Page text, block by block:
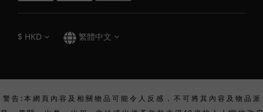
$ HKD 繁體中文
警 告 : 本 網 頁 內 容 及 相 關 物 品 可 能 令 人 反 感 ， 不 可 將 其 內 容 及 物 品 派